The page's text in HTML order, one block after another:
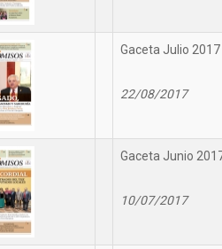
Gaceta Julio 2017
22/08/2017
Gaceta Junio
10/07/2017